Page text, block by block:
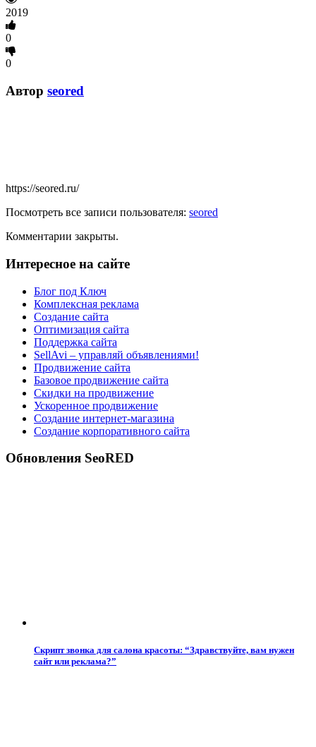
2019
0
0
Автор seored
https://seored.ru/
Посмотреть все записи пользователя: seored
Комментарии закрыты.
Интересное на сайте
Блог под Ключ
Комплексная реклама
Создание сайта
Оптимизация сайта
Поддержка сайта
SellAvi – управляй объявлениями!
Продвижение сайта
Базовое продвижение сайта
Скидки на продвижение
Ускоренное продвижение
Создание интернет-магазина
Создание корпоративного сайта
Обновления SeoRED
Скрипт звонка для салона красоты: “Здравствуйте, вам нужен
сайт или реклама?”